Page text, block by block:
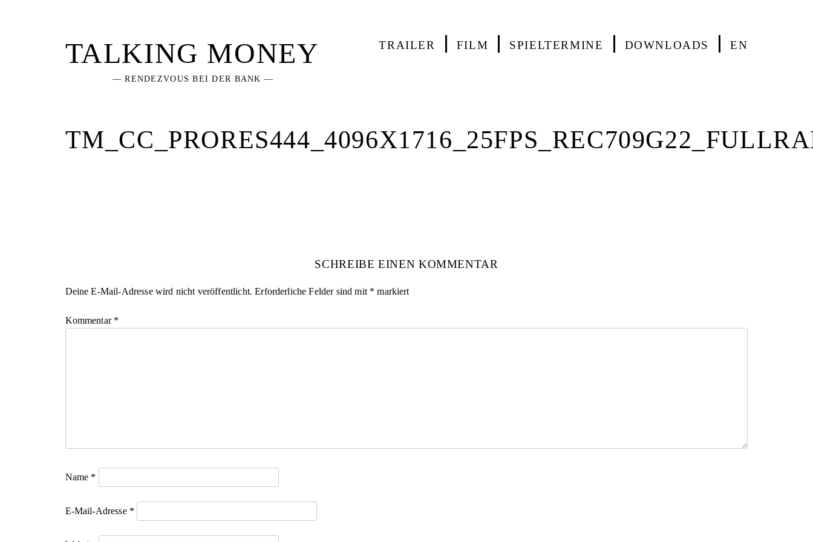
TALKING MONEY
— RENDEZVOUS BEI DER BANK —
TRAILER FILM SPIELTERMINE DOWNLOADS EN
SCHREIBE EINEN KOMMENTAR
Deine E-Mail-Adresse wird nicht veröffentlicht. Erforderliche Felder sind mit * markiert
Kommentar *
Name *
E-Mail-Adresse *